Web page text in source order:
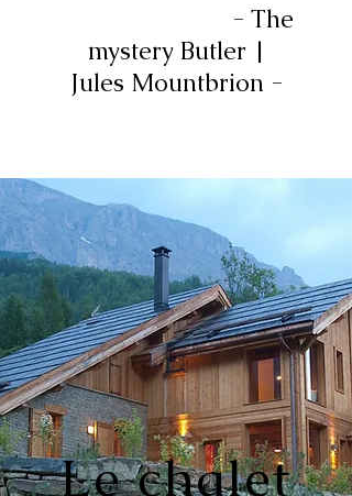
- The
mystery Butler |
Jules Mountbrion -
Le chalet